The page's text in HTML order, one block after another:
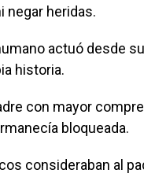
negar heridas.
actuó desde
historia.
con mayor
bloqueada.
consideraban al